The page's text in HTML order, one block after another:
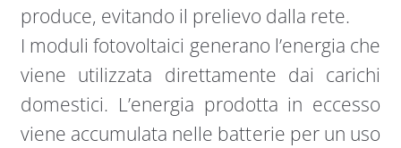
produce, evitando il prelievo dalla rete.
I moduli fotovoltaici generano l’energia che
viene utilizzata direttamente dai carichi
domestici. L’energia prodotta in eccesso
viene accumulata nelle batterie per un uso